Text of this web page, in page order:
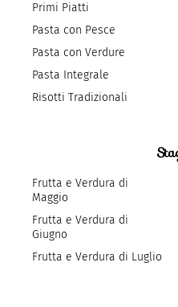
Primi Piatti
Pasta con Pesce
Pasta con Verdure
Pasta Integrale
Risotti Tradizionali
Frutta e Verdura di
Maggio
Frutta e Verdura di
Giugno
Frutta e Verdura di Luglio